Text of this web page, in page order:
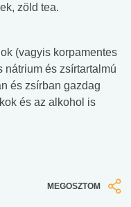
zöld tea.
(vagyis korpamentes
nátrium és zsírtartalmú
és zsírban gazdag
és az alkohol is
MEGOSZTOM